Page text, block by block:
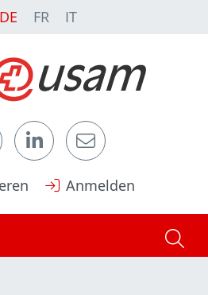
DE FR IT
Anmelden